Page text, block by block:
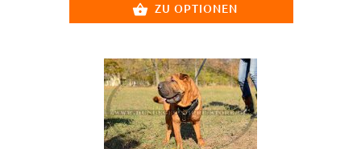
ZU OPTIONEN